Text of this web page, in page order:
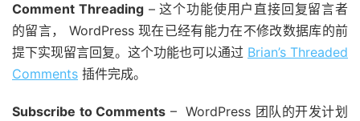
Comment Threading– 这个功能使用户直接回复留言者
的留言， WordPress 现在已经有能力在不修改数据库的前
提下实现留言回复。这个功能也可以通过 Brian’s Threaded
Comments 插件完成。
Subscribe to Comments – WordPress 团队的开发计划